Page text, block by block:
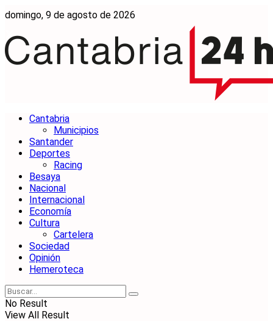
domingo, 9 de agosto de 2026
Cantabria
Municipios
Santander
Deportes
Racing
Besaya
Nacional
Internacional
Economía
Cultura
Cartelera
Sociedad
Opinión
Hemeroteca
No Result
View All Result